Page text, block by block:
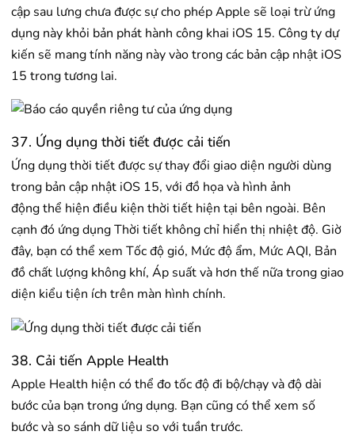
cập sau lưng chưa được sự cho phép Apple sẽ loại trừ ứng
dụng này khỏi bản phát hành công khai iOS 15. Công ty dự
kiến ​​sẽ mang tính năng này vào trong các bản cập nhật iOS
15 trong tương lai.
37. Ứng dụng thời tiết được cải tiến
Ứng dụng thời tiết được sự thay đổi giao diện người dùng
trong bản cập nhật iOS 15, với đồ họa và hình ảnh
động thể hiện điều kiện thời tiết hiện tại bên ngoài. Bên
cạnh đó ứng dụng Thời tiết không chỉ hiển thị nhiệt độ. Giờ
đây, bạn có thể xem Tốc độ gió, Mức độ ẩm, Mức AQI, Bản
đồ chất lượng không khí, Áp suất và hơn thế nữa trong giao
diện kiểu tiện ích trên màn hình chính.
38. Cải tiến Apple Health
Apple Health hiện có thể đo tốc độ đi bộ/chạy và độ dài
bước của bạn trong ứng dụng. Bạn cũng có thể xem số
bước và so sánh dữ liệu so với tuần trước.